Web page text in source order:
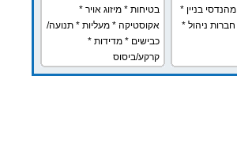
מהנדסי בניין *
חברות ניהול *
בטיחות * מיזוג אויר *
אקוסטיקה * מעליות * תנועה/
כבישים * מדידות *
קרקע/ביסוס